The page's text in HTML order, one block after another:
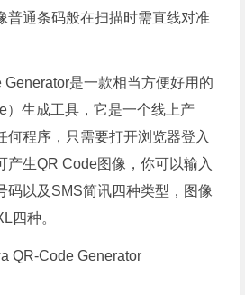
普通条码般在扫描时需直线对准
Generator是一款相当方便好用的
）生成工具，它是一个线上产
何程序，只需要打开浏览器登入
产生QR Code图像，你可以输入
码以及SMS简讯四种类型，图像
四种。
QR-Code Generator